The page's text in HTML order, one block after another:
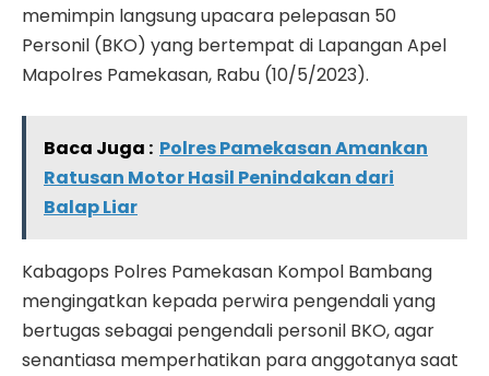
memimpin langsung upacara pelepasan 50
Personil (BKO) yang bertempat di Lapangan Apel
Mapolres Pamekasan, Rabu (10/5/2023).
Baca Juga : Polres Pamekasan Amankan
Ratusan Motor Hasil Penindakan dari
Balap Liar
Kabagops Polres Pamekasan Kompol Bambang
mengingatkan kepada perwira pengendali yang
bertugas sebagai pengendali personil BKO, agar
senantiasa memperhatikan para anggotanya saat